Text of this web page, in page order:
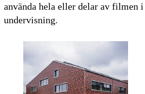
använda hela eller delar av filmen
undervisning.